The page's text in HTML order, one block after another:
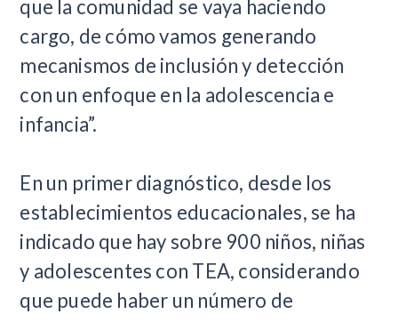
que la comunidad se vaya haciendo
cargo, de cómo vamos generando
mecanismos de inclusión y detección
con un enfoque en la adolescencia e
infancia”.
En un primer diagnóstico, desde los
establecimientos educacionales, se ha
indicado que hay sobre 900 niños, niñas
y adolescentes con TEA, considerando
que puede haber un número de